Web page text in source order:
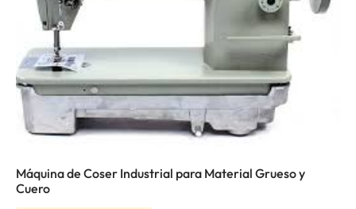
Máquina de Coser Industrial para Material Grueso y
Cuero